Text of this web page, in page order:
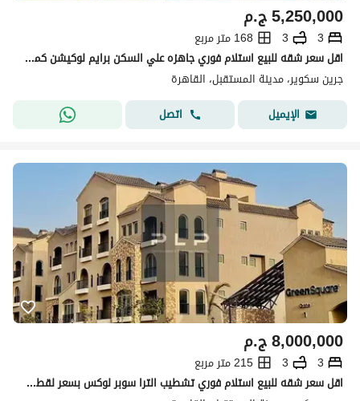
ج.م5,250,000
3
3
168 متر مربع
اقل سعر شقه للبيع استلام فوري جاهزه علي السكن برايم لوكيشن كمبوند جرين سكوير الاهلي صبور - المستقبل سيتي.
جرين سكوير، مدينة المستقبل، القاهرة
الإيميل
اتصل
ج.م8,000,000
3
3
215 متر مربع
اقل سعر شقه للبيع استلام فوري تشطيب الترا سوبر لوكس بسعر لقطه في كمبوند جرين سكوير الاهلي صبور - المستقبل سيتي